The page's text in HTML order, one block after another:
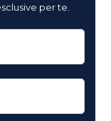
per te.